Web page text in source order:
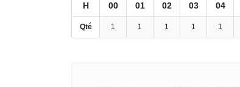
H 00 01 02 03 04
Qté 1 1 1 1 1